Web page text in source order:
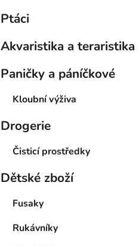
Ptáci
Akvaristika a teraristika
Paničky a páníčkové
Kloubní výživa
Drogerie
Čisticí prostředky
Dětské zboží
Fusaky
Rukávníky